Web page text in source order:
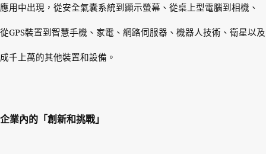
應用中出現，從安全氣囊系統到顯示螢幕、從桌上型電腦到相機、
從GPS裝置到智慧手機、家電、網路伺服器、機器人技術、衛星以及
成千上萬的其他裝置和設備。
企業內的「創新和挑戰」